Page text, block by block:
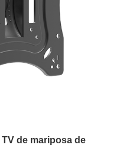
de mariposa de